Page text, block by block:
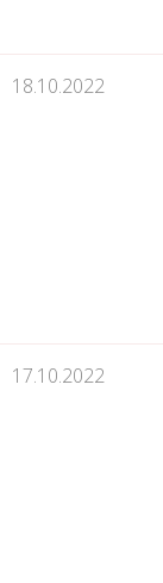
18.10.2022
17.10.2022